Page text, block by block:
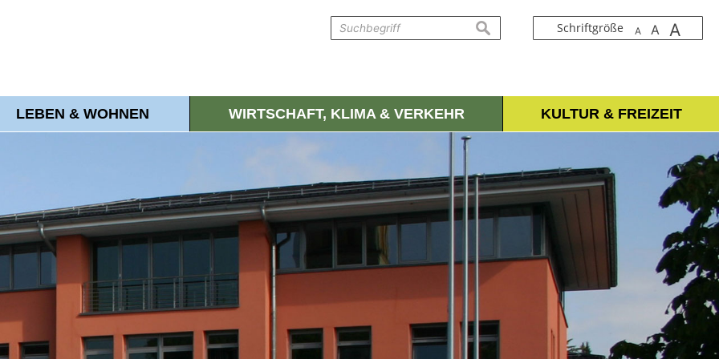
Schriftgröße A A A
suchen
LEBEN & WOHNEN WIRTSCHAFT, KLIMA & VERKEHR KULTUR & FREIZEIT